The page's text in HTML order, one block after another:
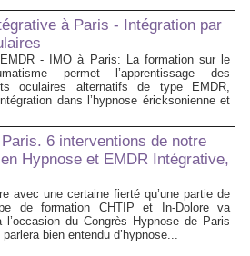
à Paris - Intégration par
EMDR - IMO à Paris: La formation sur le
permet l’apprentissage des
oculaires alternatifs de type EMDR,
dans l’hypnose éricksonienne et
6 interventions de notre
Hypnose et EMDR Intégrative,
avec une certaine fierté qu’une partie de
de formation CHTIP et In-Dolore va
l’occasion du Congrès Hypnose de Paris
bien entendu d’hypnose...